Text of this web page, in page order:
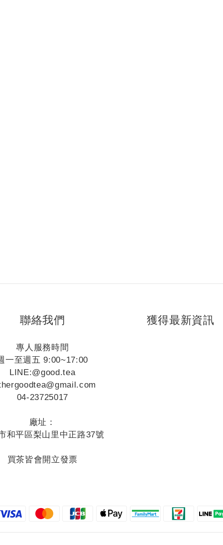
聯絡我們
專人服務時間
一至週五 9:00~17:00
LINE:@good.tea
04-23725017
廠址：
和平區梨山里中正路37號
買茶皆會開立發票
獲得最新資訊